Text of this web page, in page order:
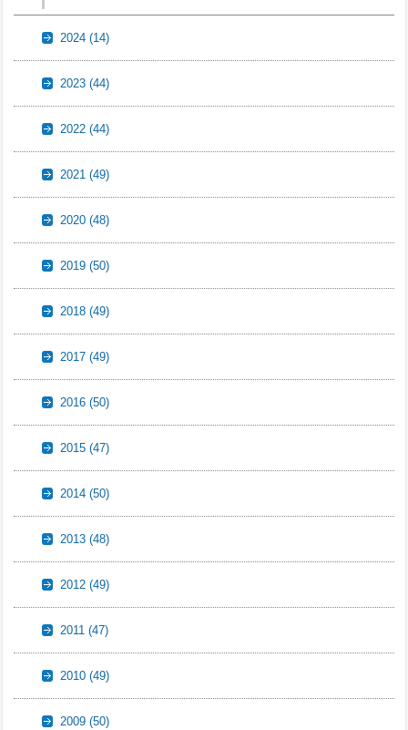
2024(14)
2023(44)
2022(44)
2021(49)
2020(48)
2019(50)
2018(49)
2017(49)
2016(50)
2015(47)
2014(50)
2013(48)
2012(49)
2011(47)
2010(49)
2009(50)